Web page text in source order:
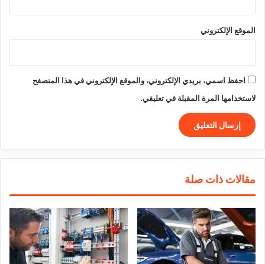
الموقع الإلكتروني
احفظ اسمي، بريدي الإلكتروني، والموقع الإلكتروني في هذا المتصفح
لاستخدامها المرة المقبلة في تعليقي.
مقالات ذات صلة